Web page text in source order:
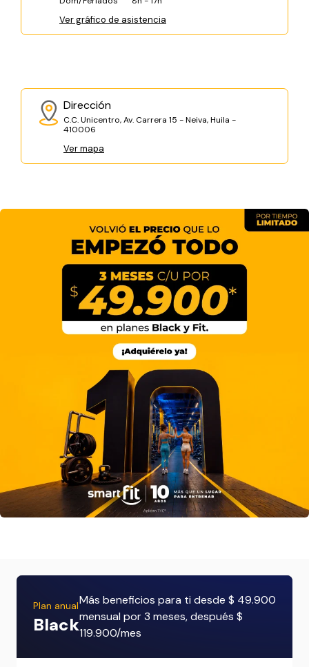
Ver gráfico de asistencia
Dirección
C.C. Unicentro, Av. Carrera 15 - Neiva, Huila -
410006
Ver mapa
Plan anual
Black
Más beneficios para ti desde $ 49.900
mensual por 3 meses, después $
119.900/mes